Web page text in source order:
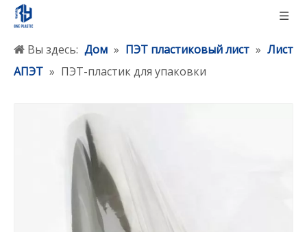
Вы здесь: Дом » ПЭТ пластиковый лист » Лист
АПЭТ » ПЭТ-пластик для упаковки